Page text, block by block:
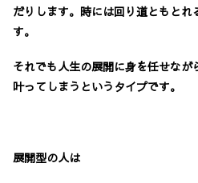
だりします。時には回り道ともと
す。
それでも人生の展開に身を任せな
叶ってしまうというタイプです。
展開型の人は